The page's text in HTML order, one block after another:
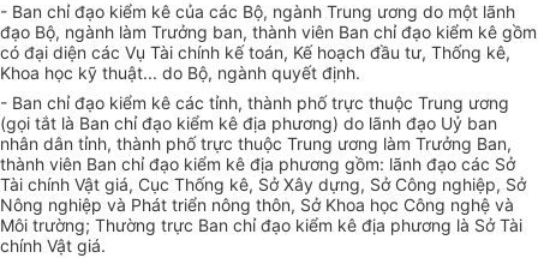
- Ban chỉ đạo kiểm kê của các Bộ, ngành Trung ương do một lãnh
đạo Bộ, ngành làm Trưởng ban, thành viên Ban chỉ đạo kiểm kê gồm
có đại diện các Vụ Tài chính kế toán, Kế hoạch đầu tư, Thống kê,
Khoa học kỹ thuật... do Bộ, ngành quyết định.
- Ban chỉ đạo kiểm kê các tỉnh, thành phố trực thuộc Trung ương
(gọi tắt là Ban chỉ đạo kiểm kê địa phương) do lãnh đạo Uỷ ban
nhân dân tỉnh, thành phố trực thuộc Trung ương làm Trưởng Ban,
thành viên Ban chỉ đạo kiểm kê địa phương gồm: lãnh đạo các Sở
Tài chính Vật giá, Cục Thống kê, Sở Xây dựng, Sở Công nghiệp, Sở
Nông nghiệp và Phát triển nông thôn, Sở Khoa học Công nghệ và
Môi trường; Thường trực Ban chỉ đạo kiểm kê địa phương là Sở Tài
chính Vật giá.